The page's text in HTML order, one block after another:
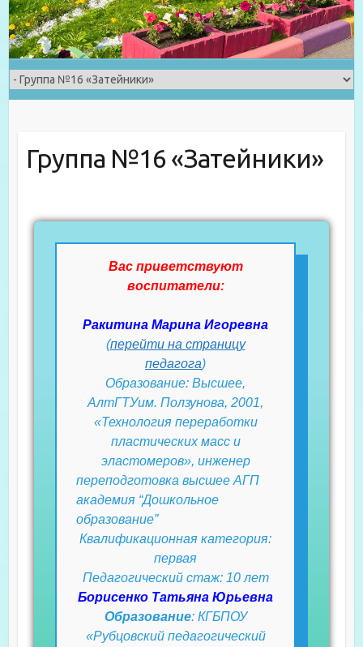
Группа №16 «Затейники»
Вас приветствуют
воспитатели:
Ракитина Марина Игоревна
(перейти на страницу
педагога)
Образование: Высшее,
АлтГТУим. Ползунова, 2001,
«Технология переработки
пластических масс и
эластомеров», инженер
переподготовка высшее АГП
академия “Дошкольное
образование”
Квалификационная категория:
первая
Педагогический стаж: 10 лет
Борисенко Татьяна Юрьевна
Образование: КГБПОУ
«Рубцовский педагогический